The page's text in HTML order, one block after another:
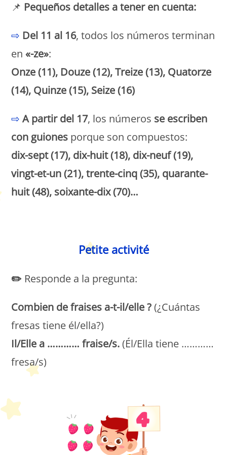
📌 Pequeños detalles a tener en cuenta:
⇨ Del 11 al 16, todos los números terminan
en«-ze»:
Onze (11), Douze (12), Treize (13), Quatorze
(14), Quinze (15), Seize (16)
⇨ A partir del 17, los números se escriben
con guiones porque son compuestos:
dix-sept (17), dix-huit (18), dix-neuf (19),
vingt-et-un (21), trente-cinq (35), quarante-
huit (48), soixante-dix (70)…
Petite activité
✏️ Responde a la pregunta:
Combien de fraises a-t-il/elle ?(¿Cuántas
fresas tiene él/ella?)
Il/Elle a ………… fraise/s. (Él/Ella tiene …………
fresa/s)